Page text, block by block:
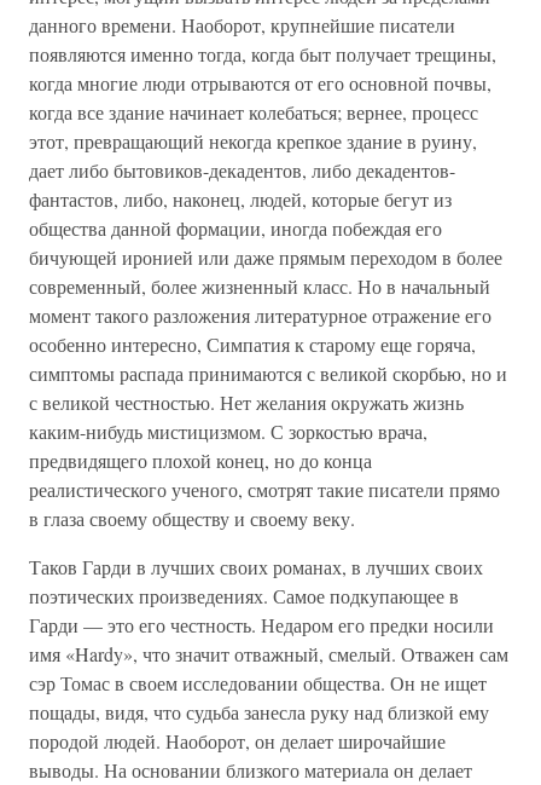
данного времени. Наоборот, крупнейшие писатели
появляются именно тогда, когда быт получает трещины,
когда многие люди отрываются от его основной почвы,
когда все здание начинает колебаться; вернее, процесс
этот, превращающий некогда крепкое здание в руину,
дает либо бытовиков-декадентов, либо декадентов-
фантастов, либо, наконец, людей, которые бегут из
общества данной формации, иногда побеждая его
бичующей иронией или даже прямым переходом в более
современный, более жизненный класс. Но в начальный
момент такого разложения литературное отражение его
особенно интересно, Симпатия к старому еще горяча,
симптомы распада принимаются с великой скорбью, но и
с великой честностью. Нет желания окружать жизнь
каким-нибудь мистицизмом. С зоркостью врача,
предвидящего плохой конец, но до конца
реалистического ученого, смотрят такие писатели прямо
в глаза своему обществу и своему веку.
Таков Гарди в лучших своих романах, в лучших своих
поэтических произведениях. Самое подкупающее в
Гарди — это его честность. Недаром его предки носили
имя «Hardy», что значит отважный, смелый. Отважен сам
сэр Томас в своем исследовании общества. Он не ищет
пощады, видя, что судьба занесла руку над близкой ему
породой людей. Наоборот, он делает широчайшие
выводы. На основании близкого материала он делает